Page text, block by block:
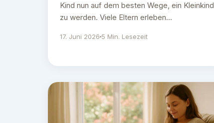
Kind nun auf dem besten Wege, ein Kleinkind
zu werden. Viele Eltern erleben…
17. Juni 2026 5 Min. Lesezeit